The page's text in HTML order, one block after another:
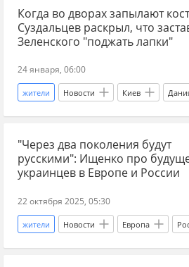
Владимир Зеленский Украина.ру
киевский режим Майдан
Главные новости власти Украины
аналитика событий на Украине
Когда во дворах запылают
Суздальцев раскрыл, что
Зеленского "поджать лапки"
24 января, 06:00
жители Новости Киев
Андрей Суздальцев Украина.ру
Владимир Зеленский протесты
протестующие Майдан
Главные новости
"Через два поколения будут
русскими": Ищенко про
украинцев в Европе и России
22 октября 2025, 05:30
жители Новости Европа
Украина Ростислав Ищенко